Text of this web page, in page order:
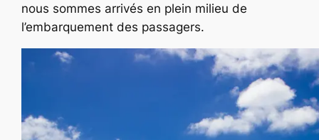
nous sommes arrivés en plein milieu de
l’embarquement des passagers.